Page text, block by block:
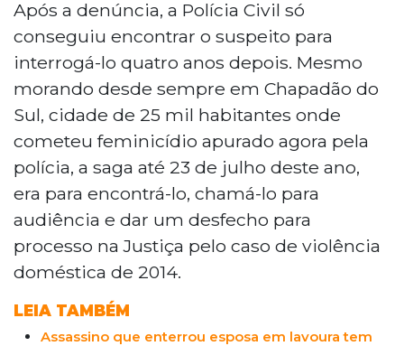
Após a denúncia, a Polícia Civil só
conseguiu encontrar o suspeito para
interrogá-lo quatro anos depois. Mesmo
morando desde sempre em Chapadão do
Sul, cidade de 25 mil habitantes onde
cometeu feminicídio apurado agora pela
polícia, a saga até 23 de julho deste ano,
era para encontrá-lo, chamá-lo para
audiência e dar um desfecho para
processo na Justiça pelo caso de violência
doméstica de 2014.
LEIA TAMBÉM
Assassino que enterrou esposa em lavoura tem